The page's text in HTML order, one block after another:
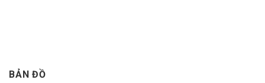
BẢN ĐỒ